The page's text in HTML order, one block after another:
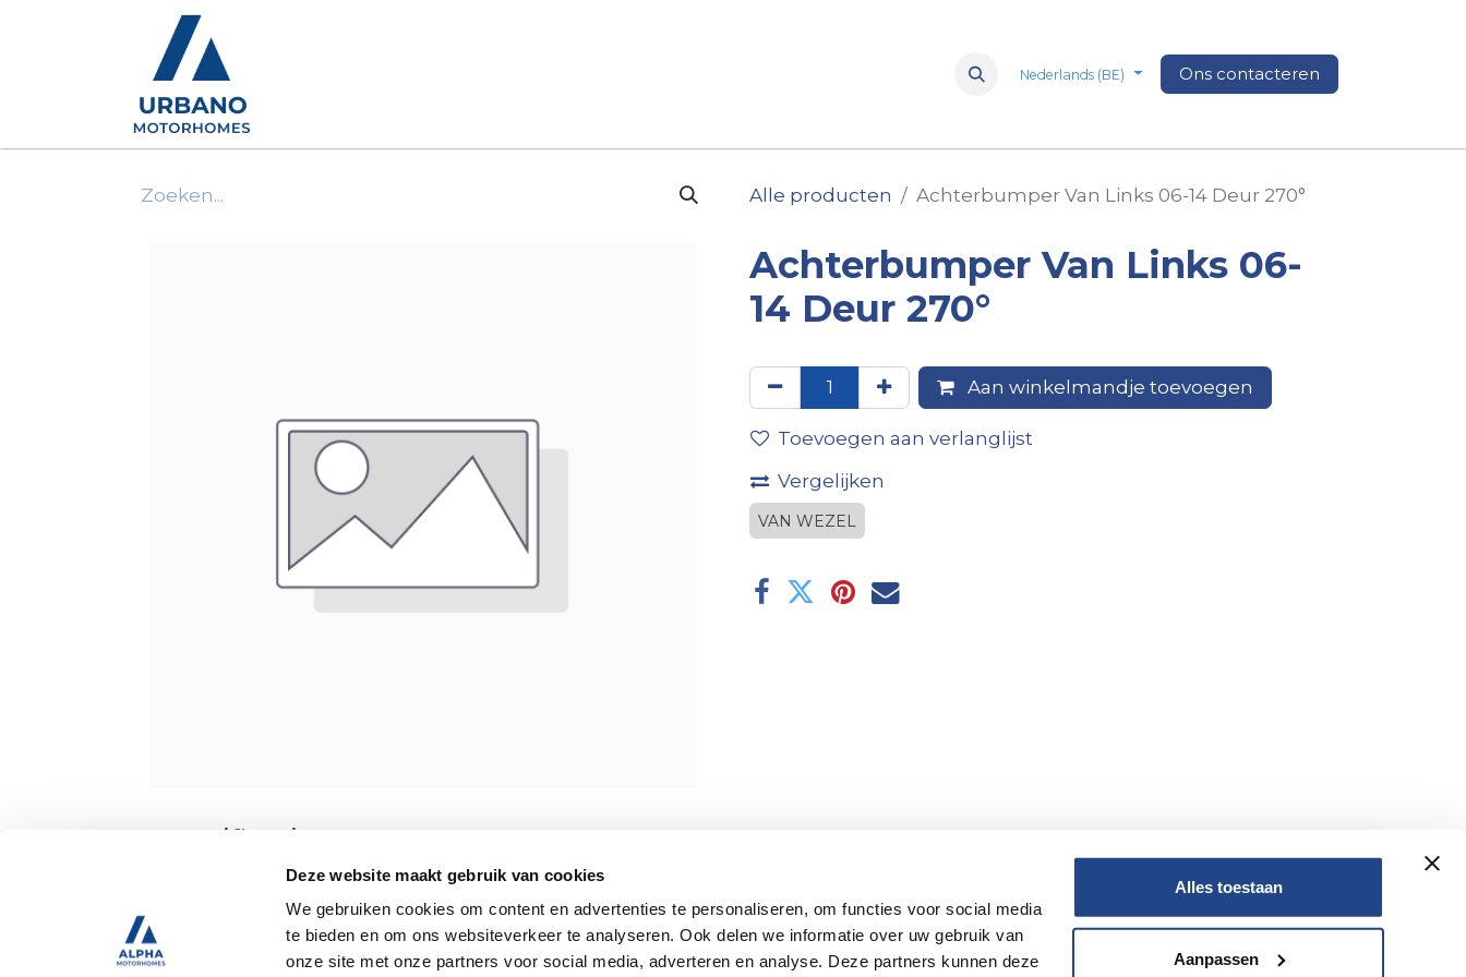
Deze website maakt gebruik van cookies
We gebruiken cookies om content en advertenties te personaliseren, om functies voor social media
te bieden en om ons websiteverkeer te analyseren. Ook delen we informatie over uw gebruik van
onze site met onze partners voor social media, adverteren en analyse. Deze partners kunnen deze
Alles toestaan
Aanpassen
Merken Over Ons Media Veelgestelde vragen
Nederlands (BE) Ons contacteren
Alle producten Achterbumper Van Links 06-14 Deur 270°
Achterbumper Van Links 06-
14 Deur 270°
Aan winkelmandje toevoegen
Toevoegen aan verlanglijst
Vergelijken
VAN WEZEL
Specificaties
Tweedehands Nee
Nee